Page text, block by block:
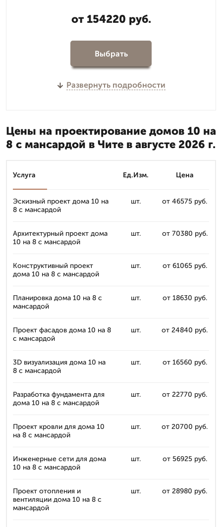
от 154220 руб.
Выбрать
Развернуть подробности
Цены на проектирование домов 10 на
8 с мансардой в Чите в августе 2026 г.
Услуга Ед.Изм. Цена
Эскизный проект дома 10 на
8 с мансардой
шт. от 46575 руб.
Архитектурный проект дома
10 на 8 с мансардой
шт. от 70380 руб.
Конструктивный проект
дома 10 на 8 с мансардой
шт. от 61065 руб.
Планировка дома 10 на 8 с
мансардой
шт. от 18630 руб.
Проект фасадов дома 10 на 8
с мансардой
шт. от 24840 руб.
3D визуализация дома 10 на
8 с мансардой
шт. от 16560 руб.
Разработка фундамента для
дома 10 на 8 с мансардой
шт. от 22770 руб.
Проект кровли для дома 10
на 8 с мансардой
шт. от 20700 руб.
Инженерные сети для дома
10 на 8 с мансардой
шт. от 56925 руб.
Проект отопления и
вентиляции дома 10 на 8 с
мансардой
шт. от 28980 руб.